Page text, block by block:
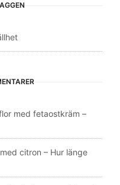
med fetaostkräm –
citron – Hur länge